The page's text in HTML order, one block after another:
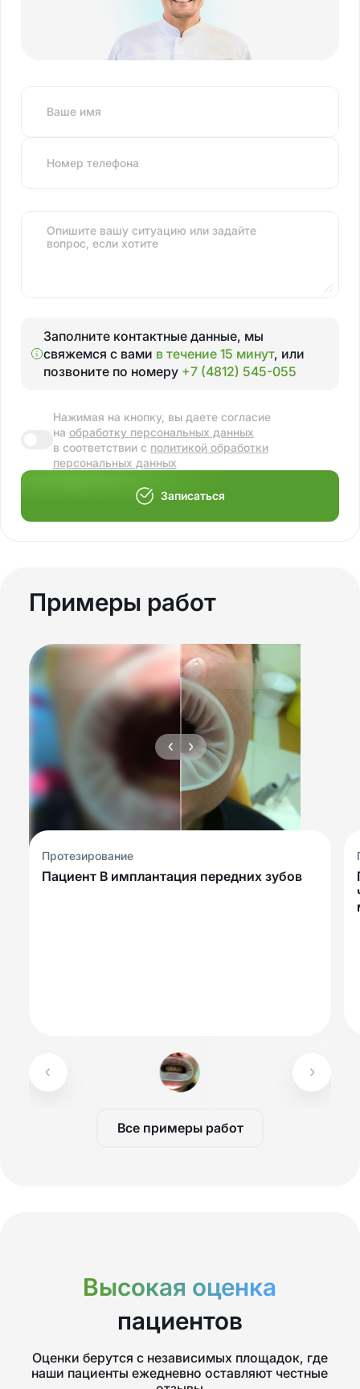
Ваше имя
Номер телефона
Опишите вашу ситуацию или задайте
вопрос, если хотите
Заполните контактные данные, мы
свяжемся с вами в течение 15 минут, или
позвоните по номеру +7 (4812) 545-055
Нажимая на кнопку, вы даете согласие
на обработку персональных данных
в соответствии с политикой обработки
персональных данных
Записаться
Примеры работ
Протезирование
Пациент В имплантация передних зубов
Все примеры работ
Высокая оценка
пациентов
Оценки берутся с независимых площадок, где
наши пациенты ежедневно оставляют честные